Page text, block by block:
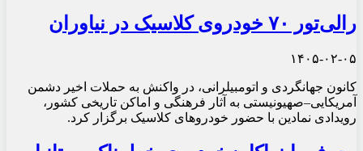
رالی‌تور ۷۰ خودروی کلاسیک در نیاوران
۱۴۰۵-۰۲-۰۵
کانون جهانگردی و اتومبیلرانی، در واکنش به حملات اخیر دشمن
آمریکایی–صهیونیستی به آثار فرهنگی و اماکن تاریخی کشور،
رویدادی نمادین با حضور خودروهای کلاسیک برگزار کرد.